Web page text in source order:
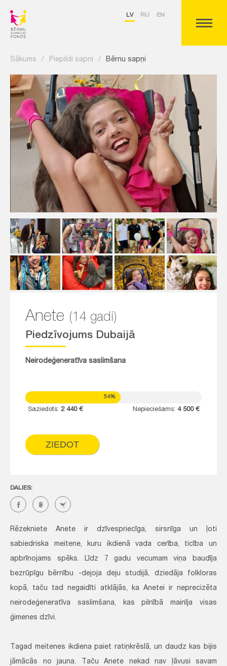
LV RU EN
Sākums / Piepildi sapni / Bērnu sapņi
Anete (14 gadi)
Piedzīvojums Dubaijā
Neirodeģeneratīva saslimšana
54%
Saziedots: 2 440 € Nepieciešams: 4 500 €
ZIEDOT
DALIES:
Rēzekniete Anete ir dzīvespriecīga, sirsnīga un ļoti
sabiedriska meitene, kuru ikdienā vada cerība, ticība un
apbrīnojams spēks. Līdz 7 gadu vecumam viņa baudīja
bezrūpīgu bērnību -dejoja deju studijā, dziedāja folkloras
kopā, taču tad negaidīti atklājās, ka Anetei ir neprecizēta
neirodeģeneratīva saslimšana, kas pilnībā mainīja visas
ģimenes dzīvi.
Tagad meitenes ikdiena paiet ratiņkrēslā, un daudz kas bijis
jāmācās no jauna. Taču Anete nekad nav ļāvusi savam